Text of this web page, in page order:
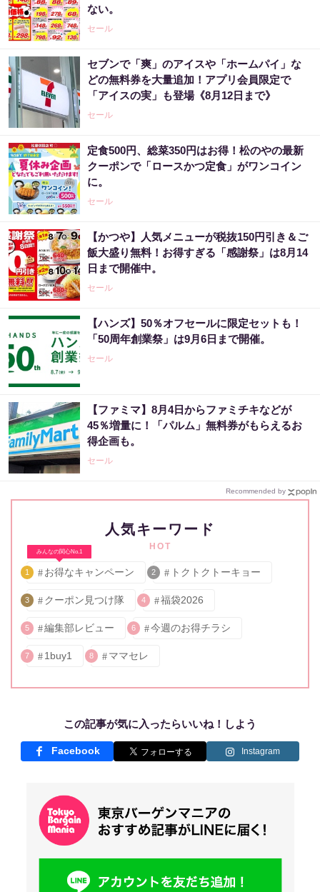
ない。
セール
セブンで「爽」のアイスや「ホームパイ」な
どの無料券を大量追加！アプリ会員限定で
「アイスの実」も登場《8月12日まで》
セール
定食500円、総菜350円はお得！松のやの最新
クーポンで「ロースかつ定食」がワンコイン
に。
セール
【かつや】人気メニューが税抜150円引き＆ご
飯大盛り無料！お得すぎる「感謝祭」は8月14
日まで開催中。
セール
【ハンズ】50％オフセールに限定セットも！
「50周年創業祭」は9月6日まで開催。
セール
【ファミマ】8月4日からファミチキなどが
45％増量に！「パルム」無料券がもらえるお
得企画も。
セール
Recommended by
人気キーワード
HOT
みんなの関心No.1
1 お得なキャンペーン 2 トクトクトーキョー
3 クーポン見つけ隊 4 福袋2026
5 編集部レビュー 6 今週のお得チラシ
7 1buy1 8 ママセレ
この記事が気に入ったらいいね！しよう
Facebook Instagram